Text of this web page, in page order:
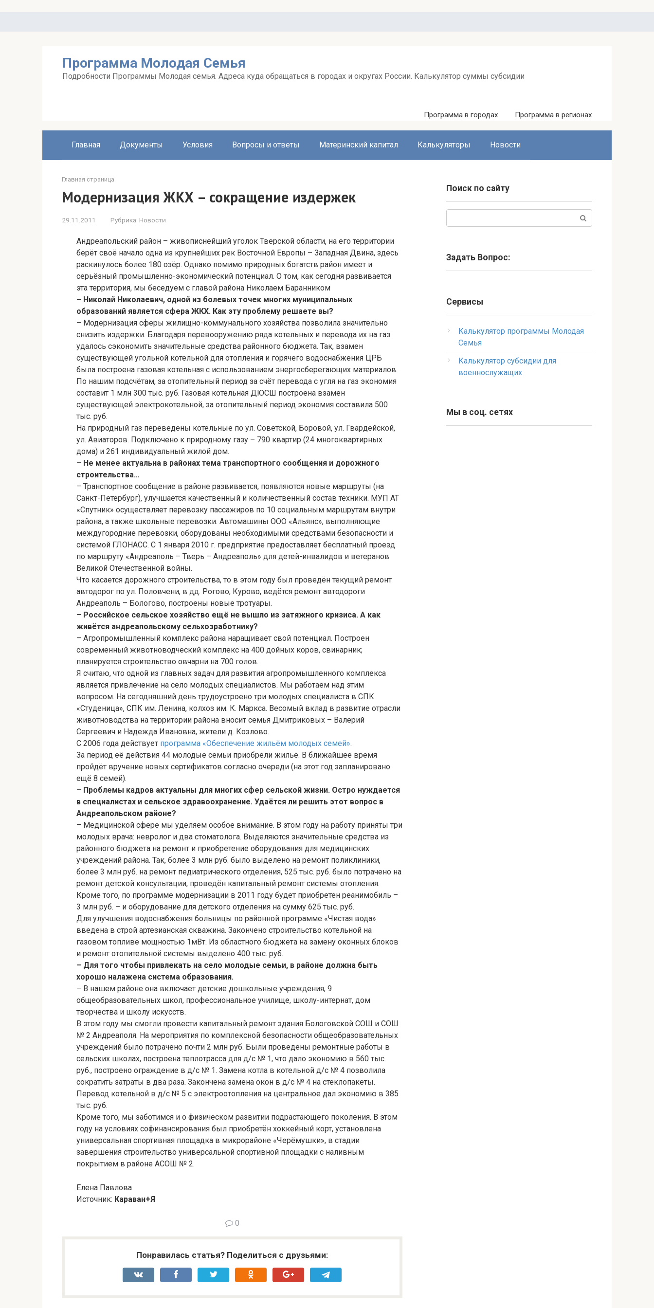
Программа Молодая Семья
Подробности Программы Молодая семья. Адреса куда обращаться в городах и округах России. Калькулятор суммы субсидии
Программа в городах Программа в регионах
Главная Документы Условия Вопросы и ответы Материнский капитал Калькуляторы Новости
Главная страница
Модернизация ЖКХ – сокращение издержек
29.11.2011 Рубрика: Новости
Андреапольский район – живописнейший уголок Тверской области, на его территории
берёт своё начало одна из крупнейших рек Восточной Европы – Западная Двина, здесь
раскинулось более 180 озёр. Однако помимо природных богатств район имеет и
серьёзный промышленно-экономический потенциал. О том, как сегодня развивается
эта территория, мы беседуем с главой района Николаем Баранником
– Николай Николаевич, одной из болевых точек многих муниципальных
образований является сфера ЖКХ. Как эту проблему решаете вы?
– Модернизация сферы жилищно-коммунального хозяйства позволила значительно
снизить издержки. Благодаря перевооружению ряда котельных и перевода их на газ
удалось сэкономить значительные средства районного бюджета. Так, взамен
существующей угольной котельной для отопления и горячего водоснабжения ЦРБ
была построена газовая котельная с использованием энергосберегающих материалов.
По нашим подсчётам, за отопительный период за счёт перевода с угля на газ экономия
составит 1 млн 300 тыс. руб. Газовая котельная ДЮСШ построена взамен
существующей электрокотельной, за отопительный период экономия составила 500
тыс. руб.
На природный газ переведены котельные по ул. Советской, Боровой, ул. Гвардейской,
ул. Авиаторов. Подключено к природному газу – 790 квартир (24 многоквартирных
дома) и 261 индивидуальный жилой дом.
– Не менее актуальна в районах тема транспортного сообщения и дорожного
строительства…
– Транспортное сообщение в районе развивается, появляются новые маршруты (на
Санкт-Петербург), улучшается качественный и количественный состав техники. МУП АТ
«Спутник» осуществляет перевозку пассажиров по 10 социальным маршрутам внутри
района, а также школьные перевозки. Автомашины ООО «Альянс», выполняющие
междугородние перевозки, оборудованы необходимыми средствами безопасности и
системой ГЛОНАСС. С 1 января 2010 г. предприятие предоставляет бесплатный проезд
по маршруту «Андреаполь – Тверь – Андреаполь» для детей-инвалидов и ветеранов
Великой Отечественной войны.
Что касается дорожного строительства, то в этом году был проведён текущий ремонт
автодорог по ул. Половчени, в дд. Рогово, Курово, ведётся ремонт автодороги
Андреаполь – Бологово, построены новые тротуары.
– Российское сельское хозяйство ещё не вышло из затяжного кризиса. А как
живётся андреапольскому сельхозработнику?
– Агропромышленный комплекс района наращивает свой потенциал. Построен
современный животноводческий комплекс на 400 дойных коров, свинарник;
планируется строительство овчарни на 700 голов.
Я считаю, что одной из главных задач для развития агропромышленного комплекса
является привлечение на село молодых специалистов. Мы работаем над этим
вопросом. На сегодняшний день трудоустроено три молодых специалиста в СПК
«Студеница», СПК им. Ленина, колхоз им. К. Маркса. Весомый вклад в развитие отрасли
животноводства на территории района вносит семья Дмитриковых – Валерий
Сергеевич и Надежда Ивановна, жители д. Козлово.
С 2006 года действует программа «Обеспечение жильём молодых семей».
За период её действия 44 молодые семьи приобрели жильё. В ближайшее время
пройдёт вручение новых сертификатов согласно очереди (на этот год запланировано
ещё 8 семей).
– Проблемы кадров актуальны для многих сфер сельской жизни. Остро нуждается
в специалистах и сельское здравоохранение. Удаётся ли решить этот вопрос в
Андреапольском районе?
– Медицинской сфере мы уделяем особое внимание. В этом году на работу приняты три
молодых врача: невролог и два стоматолога. Выделяются значительные средства из
районного бюджета на ремонт и приобретение оборудования для медицинских
учреждений района. Так, более 3 млн руб. было выделено на ремонт поликлиники,
более 3 млн руб. на ремонт педиатрического отделения, 525 тыс. руб. было потрачено на
ремонт детской консультации, проведён капитальный ремонт системы отопления.
Кроме того, по программе модернизации в 2011 году будет приобретен реанимобиль –
3 млн руб. – и оборудование для детского отделения на сумму 625 тыс. руб.
Для улучшения водоснабжения больницы по районной программе «Чистая вода»
введена в строй артезианская скважина. Закончено строительство котельной на
газовом топливе мощностью 1мВт. Из областного бюджета на замену оконных блоков
и ремонт отопительной системы выделено 400 тыс. руб.
– Для того чтобы привлекать на село молодые семьи, в районе должна быть
хорошо налажена система образования.
– В нашем районе она включает детские дошкольные учреждения, 9
общеобразовательных школ, профессиональное училище, школу-интернат, дом
творчества и школу искусств.
В этом году мы смогли провести капитальный ремонт здания Бологовской СОШ и СОШ
№ 2 Андреаполя. На мероприятия по комплексной безопасности общеобразовательных
учреждений было потрачено почти 2 млн руб. Были проведены ремонтные работы в
сельских школах, построена теплотрасса для д/с № 1, что дало экономию в 560 тыс.
руб., построено ограждение в д/с № 1. Замена котла в котельной д/с № 4 позволила
сократить затраты в два раза. Закончена замена окон в д/с № 4 на стеклопакеты.
Перевод котельной в д/с № 5 с электроотопления на центральное дал экономию в 385
тыс. руб.
Кроме того, мы заботимся и о физическом развитии подрастающего поколения. В этом
году на условиях софинансирования был приобретён хоккейный корт, установлена
универсальная спортивная площадка в микрорайоне «Черёмушки», в стадии
завершения строительство универсальной спортивной площадки с наливным
покрытием в районе АСОШ № 2.
Елена Павлова
Источник: Караван+Я
0
Понравилась статья? Поделиться с друзьями:
Поиск по сайту
Задать Вопрос:
Сервисы
Калькулятор программы Молодая
Семья
Калькулятор субсидии для
военнослужащих
Мы в соц. сетях